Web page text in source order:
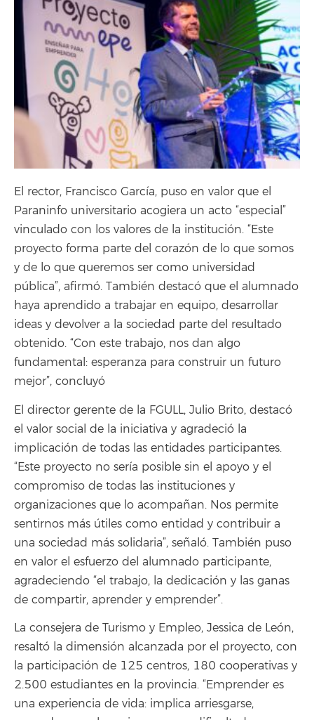
El rector, Francisco García, puso en valor que el
Paraninfo universitario acogiera un acto “especial”
vinculado con los valores de la institución. “Este
proyecto forma parte del corazón de lo que somos
y de lo que queremos ser como universidad
pública”, afirmó. También destacó que el alumnado
haya aprendido a trabajar en equipo, desarrollar
ideas y devolver a la sociedad parte del resultado
obtenido. “Con este trabajo, nos dan algo
fundamental: esperanza para construir un futuro
mejor”, concluyó
El director gerente de la FGULL, Julio Brito, destacó
el valor social de la iniciativa y agradeció la
implicación de todas las entidades participantes.
“Este proyecto no sería posible sin el apoyo y el
compromiso de todas las instituciones y
organizaciones que lo acompañan. Nos permite
sentirnos más útiles como entidad y contribuir a
una sociedad más solidaria”, señaló. También puso
en valor el esfuerzo del alumnado participante,
agradeciendo “el trabajo, la dedicación y las ganas
de compartir, aprender y emprender”.
La consejera de Turismo y Empleo, Jessica de León,
resaltó la dimensión alcanzada por el proyecto, con
la participación de 125 centros, 180 cooperativas y
2.500 estudiantes en la provincia. “Emprender es
una experiencia de vida: implica arriesgarse,